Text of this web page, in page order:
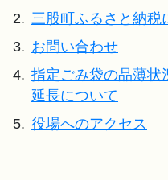
2. 三股町ふるさと納税
3. お問い合わせ
4. 指定ごみ袋の品薄状
延長について
5. 役場へのアクセス